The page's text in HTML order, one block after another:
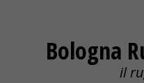
Bologna
il